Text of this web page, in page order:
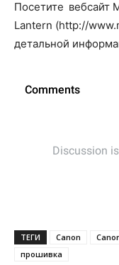
Посетите вебсайт
Lantern (http://
детальной
ТЕГИ Canon
прошивка